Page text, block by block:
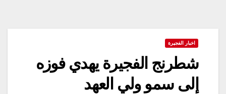
اخبار الفجيرة
شطرنج الفجيرة يهدي فوزه
إلى سمو ولي العهد